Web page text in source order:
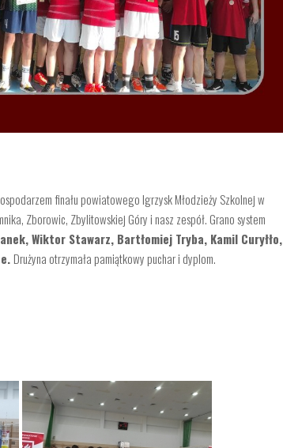
finału powiatowego Igrzysk Młodzieży Szkolnej w
Zborowic, Zbylitowskiej Góry i nasz zespół. Grano system
Wiktor Stawarz, Bartłomiej Tryba, Kamil Curyłło,
Drużyna otrzymała pamiątkowy puchar i dyplom.